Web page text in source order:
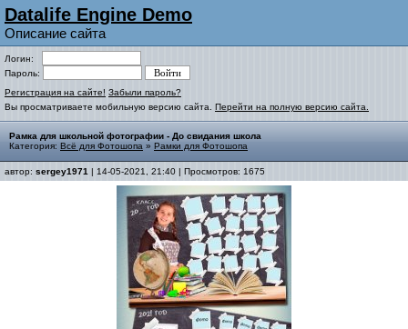
Datalife Engine Demo
Описание сайта
Логин:
Пароль:
Регистрация на сайте! Забыли пароль?
Вы просматриваете мобильную версию сайта. Перейти на полную версию сайта.
Рамка для школьной фотографии - До свидания школа
Категория: Всё для Фотошопа » Рамки для Фотошопа
автор: sergey1971 | 14-05-2021, 21:40 | Просмотров: 1675